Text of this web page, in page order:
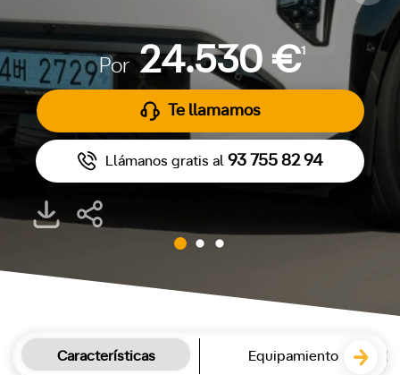
Por 24.530 €1
Te llamamos
Llámanos gratis al 93 755 82 94
Características Equipamiento